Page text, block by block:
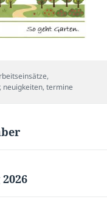
,
, neuigkeiten,termine